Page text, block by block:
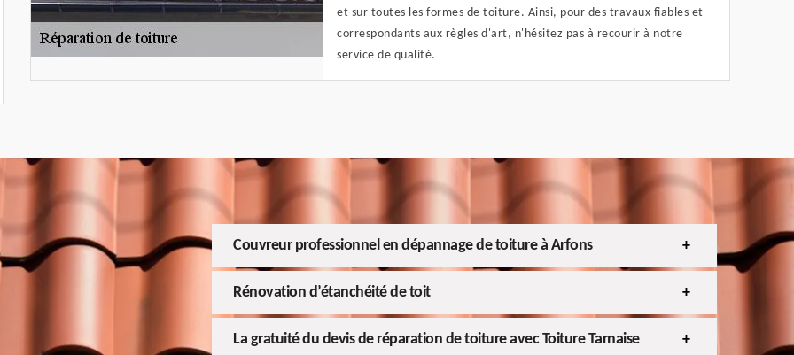
et sur toutes les formes de toiture. Ainsi, pour des travaux fiables et
correspondants aux règles d'art, n'hésitez pas à recourir à notre
service de qualité.
Couvreur professionnel en dépannage de toiture à Arfons
Rénovation d’étanchéité de toit
La gratuité du devis de réparation de toiture avec Toiture Tarnaise